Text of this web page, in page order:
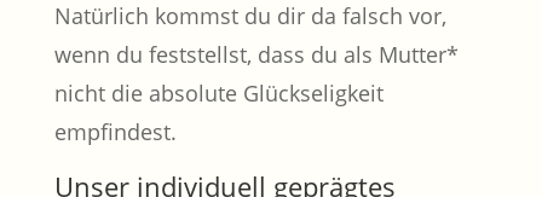
Natürlich kommst du dir da falsch vor,
wenn du feststellst, dass du als Mutter*
nicht die absolute Glückseligkeit
empfindest.
Unser individuell geprägtes